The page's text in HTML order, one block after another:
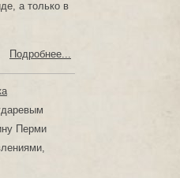
а только в
Подробнее...
Перми